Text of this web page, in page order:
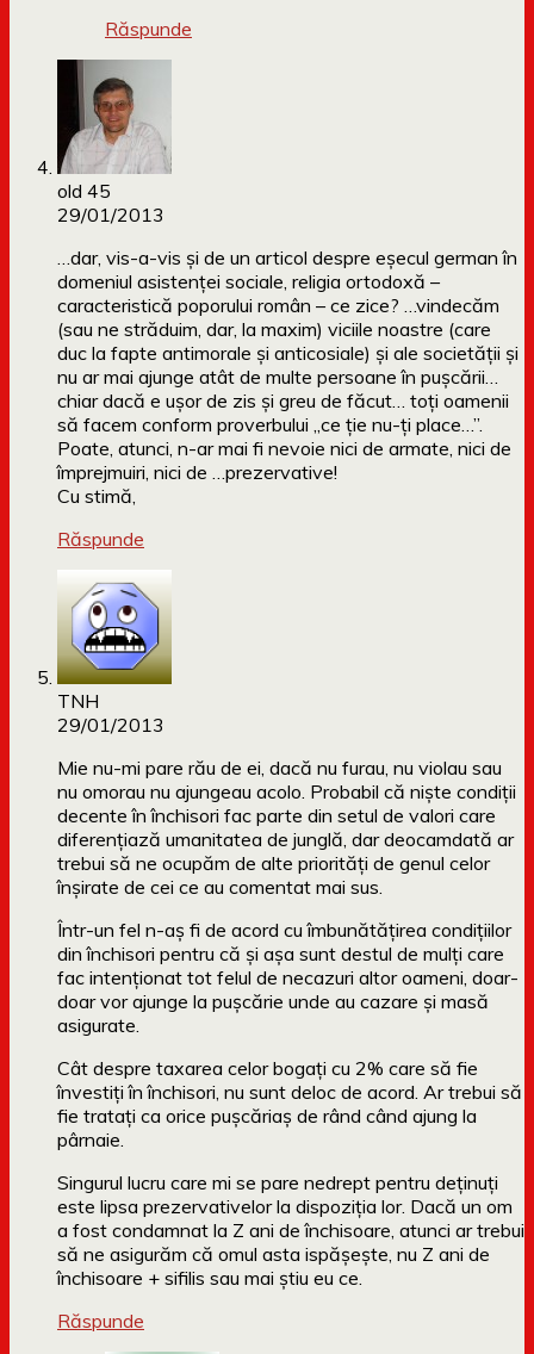
Răspunde
old 45
29/01/2013
…dar, vis-a-vis şi de un articol despre eşecul german în
domeniul asistenţei sociale, religia ortodoxă –
caracteristică poporului român – ce zice? …vindecăm
(sau ne străduim, dar, la maxim) viciile noastre (care
duc la fapte antimorale şi anticosiale) şi ale societăţii şi
nu ar mai ajunge atât de multe persoane în puşcării…
chiar dacă e uşor de zis şi greu de făcut… toţi oamenii
să facem conform proverbului „ce ţie nu-ţi place…”.
Poate, atunci, n-ar mai fi nevoie nici de armate, nici de
împrejmuiri, nici de …prezervative!
Cu stimă,
Răspunde
TNH
29/01/2013
Mie nu-mi pare rău de ei, dacă nu furau, nu violau sau
nu omorau nu ajungeau acolo. Probabil că nişte condiţii
decente în închisori fac parte din setul de valori care
diferenţiază umanitatea de junglă, dar deocamdată ar
trebui să ne ocupăm de alte priorităţi de genul celor
înşirate de cei ce au comentat mai sus.
Într-un fel n-aş fi de acord cu îmbunătăţirea condiţiilor
din închisori pentru că şi aşa sunt destul de mulţi care
fac intenţionat tot felul de necazuri altor oameni, doar-
doar vor ajunge la puşcărie unde au cazare şi masă
asigurate.
Cât despre taxarea celor bogaţi cu 2% care să fie
învestiţi în închisori, nu sunt deloc de acord. Ar trebui să
fie trataţi ca orice puşcăriaş de rând când ajung la
pârnaie.
Singurul lucru care mi se pare nedrept pentru deţinuţi
este lipsa prezervativelor la dispoziţia lor. Dacă un om
a fost condamnat la Z ani de închisoare, atunci ar trebui
să ne asigurăm că omul asta ispăşeşte, nu Z ani de
închisoare + sifilis sau mai ştiu eu ce.
Răspunde